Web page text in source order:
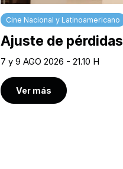
Cine Nacional y Latinoamericano
Ajuste de pérdidas
7 y 9 AGO 2026 - 21.10 H
Ver más